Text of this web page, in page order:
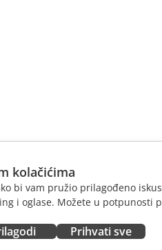
kolačićima
bi vam pružio prilagođeno
i oglase. Možete u
Prihvati sve